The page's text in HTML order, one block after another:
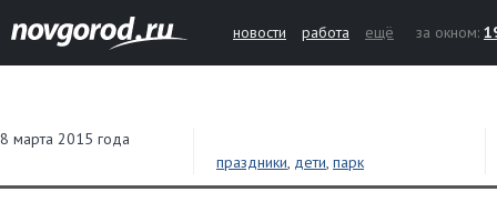
новости работа ещё за окном:
8 марта 2015 года
праздники, дети, парк